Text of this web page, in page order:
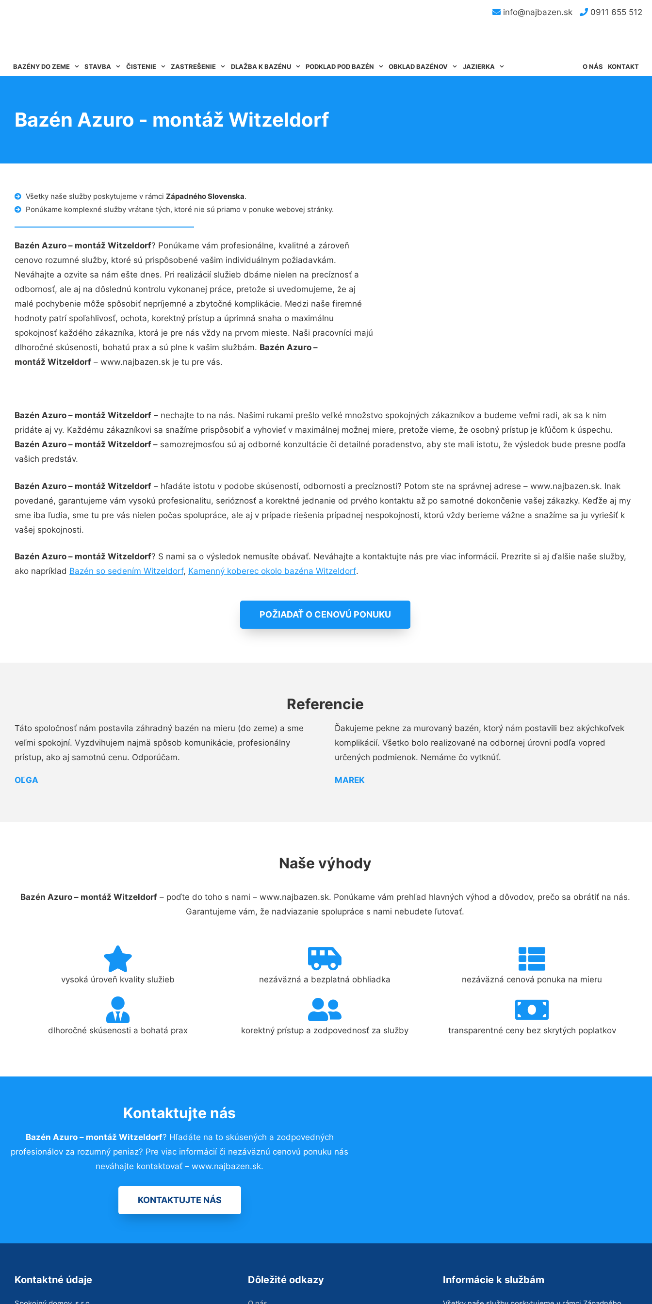
info@najbazen.sk 0911 655 512
BAZÉNY DO ZEME STAVBA ČISTENIE ZASTREŠENIE DLAŽBA K BAZÉNU PODKLAD POD BAZÉN OBKLAD BAZÉNOV JAZIERKA KONTAKT
O NÁS
Bazén Azuro - montáž Witzeldorf
Všetky naše služby poskytujeme v rámci Západného Slovenska.
Ponúkame komplexné služby vrátane tých, ktoré nie sú priamo v ponuke webovej stránky.
Bazén Azuro – montáž Witzeldorf? Ponúkame vám profesionálne, kvalitné a zároveň
cenovo rozumné služby, ktoré sú prispôsobené vašim individuálnym požiadavkám.
Neváhajte a ozvite sa nám ešte dnes. Pri realizácií služieb dbáme nielen na precíznosť a
odbornosť, ale aj na dôslednú kontrolu vykonanej práce, pretože si uvedomujeme, že aj
malé pochybenie môže spôsobiť nepríjemné a zbytočné komplikácie. Medzi naše firemné
hodnoty patrí spoľahlivosť, ochota, korektný prístup a úprimná snaha o maximálnu
spokojnosť každého zákazníka, ktorá je pre nás vždy na prvom mieste. Naši pracovníci majú
dlhoročné skúsenosti, bohatú prax a sú plne k vašim službám. Bazén Azuro –
montáž Witzeldorf – www.najbazen.sk je tu pre vás.
Bazén Azuro – montáž Witzeldorf – nechajte to na nás. Našimi rukami prešlo veľké množstvo spokojných zákazníkov a budeme veľmi radi, ak sa k nim
pridáte aj vy. Každému zákazníkovi sa snažíme prispôsobiť a vyhovieť v maximálnej možnej miere, pretože vieme, že osobný prístup je kľúčom k úspechu.
Bazén Azuro – montáž Witzeldorf – samozrejmosťou sú aj odborné konzultácie či detailné poradenstvo, aby ste mali istotu, že výsledok bude presne podľa
vašich predstáv.
Bazén Azuro – montáž Witzeldorf – hľadáte istotu v podobe skúseností, odbornosti a precíznosti? Potom ste na správnej adrese – www.najbazen.sk. Inak
povedané, garantujeme vám vysokú profesionalitu, serióznosť a korektné jednanie od prvého kontaktu až po samotné dokončenie vašej zákazky. Keďže aj my
sme iba ľudia, sme tu pre vás nielen počas spolupráce, ale aj v prípade riešenia prípadnej nespokojnosti, ktorú vždy berieme vážne a snažíme sa ju vyriešiť k
vašej spokojnosti.
Bazén Azuro – montáž Witzeldorf? S nami sa o výsledok nemusíte obávať. Neváhajte a kontaktujte nás pre viac informácií. Prezrite si aj ďalšie naše služby,
ako napríklad Bazén so sedením Witzeldorf, Kamenný koberec okolo bazéna Witzeldorf.
POŽIADAŤ O CENOVÚ PONUKU
Referencie
Táto spoločnosť nám postavila záhradný bazén na mieru (do zeme) a sme
veľmi spokojní. Vyzdvihujem najmä spôsob komunikácie, profesionálny
prístup, ako aj samotnú cenu. Odporúčam.
OĽGA
Ďakujeme pekne za murovaný bazén, ktorý nám postavili bez akýchkoľvek
komplikácií. Všetko bolo realizované na odbornej úrovni podľa vopred
určených podmienok. Nemáme čo vytknúť.
MAREK
Naše výhody
Bazén Azuro – montáž Witzeldorf– poďte do toho s nami – www.najbazen.sk. Ponúkame vám prehľad hlavných výhod a dôvodov, prečo sa obrátiť na nás.
Garantujeme vám, že nadviazanie spolupráce s nami nebudete ľutovať.
vysoká úroveň kvality služieb nezáväzná a bezplatná obhliadka nezáväzná cenová ponuka na mieru
dlhoročné skúsenosti a bohatá prax korektný prístup a zodpovednosť za služby transparentné ceny bez skrytých poplatkov
Kontaktujte nás
Bazén Azuro – montáž Witzeldorf? Hľadáte na to skúsených a zodpovedných
profesionálov za rozumný peniaz? Pre viac informácií či nezáväznú cenovú ponuku nás
neváhajte kontaktovať – www.najbazen.sk.
KONTAKTUJTE NÁS
Kontaktné údaje Dôležité odkazy Informácie k službám